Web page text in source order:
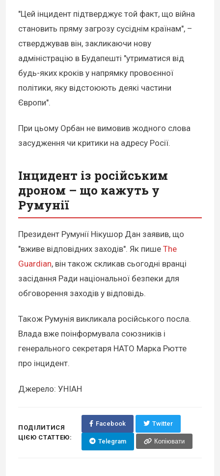
"Цей інцидент підтверджує той факт, що війна
становить пряму загрозу сусіднім країнам", –
стверджував він, закликаючи нову
адміністрацію в Будапешті "утриматися від
будь-яких кроків у напрямку провоєнної
політики, яку відстоюють деякі частини
Європи".
При цьому Орбан не вимовив жодного слова
засудження чи критики на адресу Росії.
Інцидент із російським
дроном – що кажуть у
Румунії
Президент Румунії Нікушор Дан заявив, що
"вживе відповідних заходів". Як пише The
Guardian, він також скликав сьогодні вранці
засідання Ради національної безпеки для
обговорення заходів у відповідь.
Також Румунія викликала російського посла.
Влада вже поінформувала союзників і
генерального секретаря НАТО Марка Рютте
про інцидент.
Джерело: УНІАН
ПОДІЛИТИСЯ
ЦІЄЮ СТАТТЕЮ:
Facebook Twitter
Telegram Копіювати